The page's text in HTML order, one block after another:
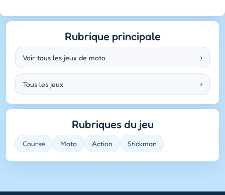
Rubrique principale
Voir tous les jeux de moto ›
Tous les jeux ›
Rubriques du jeu
Course Moto Action Stickman